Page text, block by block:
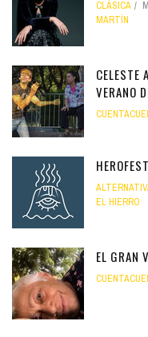
CLÁSICA
MARTÍN
CELESTE
VERANO
EL HIERRO
EL GRAN